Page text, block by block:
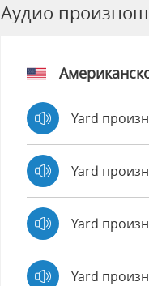
Аудио
Yard
Yard
Yard
Yard